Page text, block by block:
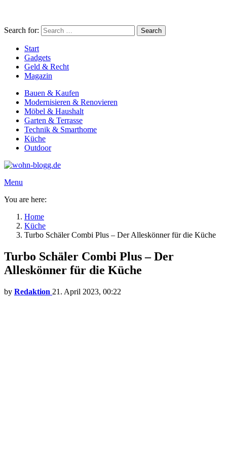
Search for: Search
Start
Gadgets
Geld & Recht
Magazin
Bauen & Kaufen
Modernisieren & Renovieren
Möbel & Haushalt
Garten & Terrasse
Technik & Smarthome
Küche
Outdoor
Menu
You are here:
Home
Küche
Turbo Schäler Combi Plus – Der Alleskönner für die Küche
Turbo Schäler Combi Plus – Der
Alleskönner für die Küche
by Redaktion 21. April 2023, 00:22